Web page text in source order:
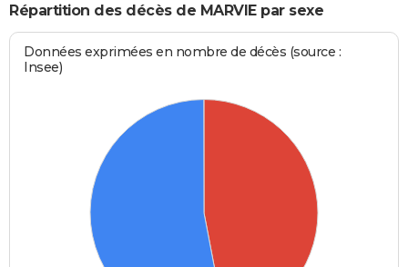
Répartition des décès de MARVIE par sexe
Données exprimées en nombre de décès (source :
Insee)